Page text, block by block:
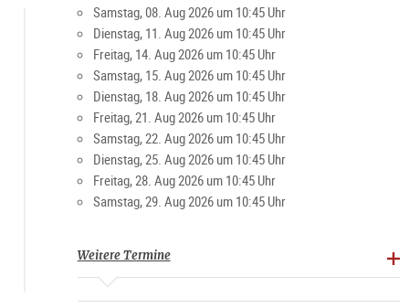
aufgebaute, städtebaulich, einzigartige, frühbarocke „Bühne“,
gilt als Materialisierung neuartiger humanistisch-christlicher
Reformen des 16 und frühen 17. Jh., Sie ist einem gänzlich
verkannten Salzburger Erzbischof zu verdanken, der mit
einer neuartigen Vision einer Politik, einen ganzheitlichen und
universelle Frieden vertrat und wurde von neuen mächtigen
Allianzen Europas der damaligen Zeit zu Fall gebracht.
Die vielseitige Kultur Salzburgs sowie die bedeutende
Tradition der Kirchenmusik und des Theaters haben Mozarts
Schaffen maßgeblich beeinflusst. Entdecken Sie Salzburg
Mit optionalerDom
imSalzburger Domzu Mittag im Anschluss an die Führung,
(Musik zu Mittag) erleben Sie gegen kleinen Aufpreis die
Samstag, 08. Aug 2026 um 10:45 Uhr
Dienstag, 11. Aug 2026 um 10:45 Uhr
Freitag, 14. Aug 2026 um 10:45 Uhr
Samstag, 15. Aug 2026 um 10:45 Uhr
Dienstag, 18. Aug 2026 um 10:45 Uhr
Freitag, 21. Aug 2026 um 10:45 Uhr
Samstag, 22. Aug 2026 um 10:45 Uhr
Dienstag, 25. Aug 2026 um 10:45 Uhr
Freitag, 28. Aug 2026 um 10:45 Uhr
Samstag, 29. Aug 2026 um 10:45 Uhr
Weitere Termine